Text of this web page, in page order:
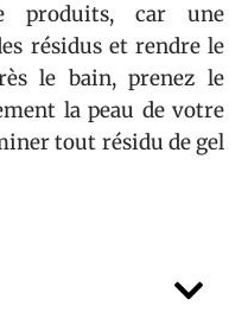
produits, car une
résidus et rendre le
le bain, prenez le
la peau de votre
tout résidu de gel